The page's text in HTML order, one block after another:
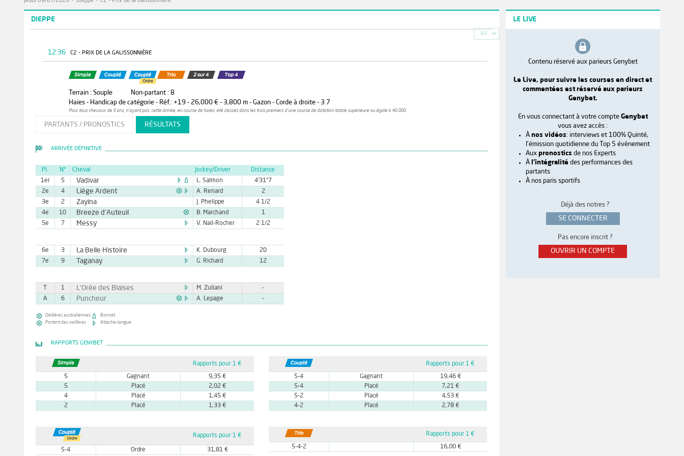
DIEPPE
R2
12:36 C2 - PRIX DE LA GALISSONNIÈRE
Terrain : Souple
Non-partant : 8
Haies - Handicap de catégorie - Réf.: +19 - 26,000 € - 3,800 m - Gazon - Corde à droite - 3.7
Pour tous chevaux de 5 ans, n'ayant pas, cette année, en course de haies, été classés dans les trois premiers d'une course de dotation totale supérieure ou égale à 40.000.
PARTANTS / PRONOSTICS RÉSULTATS
ARRIVÉE DÉFINITIVE
Pl. N° Cheval Jockey/Driver
Distance
1er
5 Vadivar 
 L. Salmon
4'31''7
2e
4 Liège Ardent 
 A. Renard
2
3e
2 Zayina J. Phelippe
4 1/2
4e
10 Breeze d'Auteuil  B. Marchand
1
5e
7 Messy  V. Nail-Rocher 2 1/2
6e 3 La Belle Histoire  K. Dubourg
20
7e
9 Taganay  G. Richard 12
1 L'Orée des Blaises  M. Zuliani
-
A
6 Puncheur 
 A. Lepage -
 Oeillères australiennes
 Portent des oeillères
 Bonnet
 Attache-langue
RAPPORTS GENYBET
Rapports pour 1 €
5 Gagnant
9,35 €
5
Placé
2,02 €
4
Placé
1,45 €
2
Placé 1,33 €
Rapports pour 1 €
5-4 Gagnant
19,46 €
5-4
Placé
7,21 €
5-2
Placé
4,53 €
4-2
Placé 2,78 €
Rapports pour 1 €
5-4 Ordre 31,81 €
Rapports pour 1 €
5-4-2 16,00 €
LE LIVE
Contenu réservé aux parieurs Genybet
Le Live, pour suivre les courses en direct et
commentées est réservé aux parieurs
Genybet.
En vous connectant à votre compte Genybet
vous avez accès :
À nos vidéos: interviews et 100% Quinté,
l'émission quotidienne du Top 5 évènement
Aux pronostics de nos Experts
À l'intégralité des performances des
partants
À nos paris sportifs
Déjà des notres ?
SE CONNECTER
Pas encore inscrit ?
OUVRIR UN COMPTE